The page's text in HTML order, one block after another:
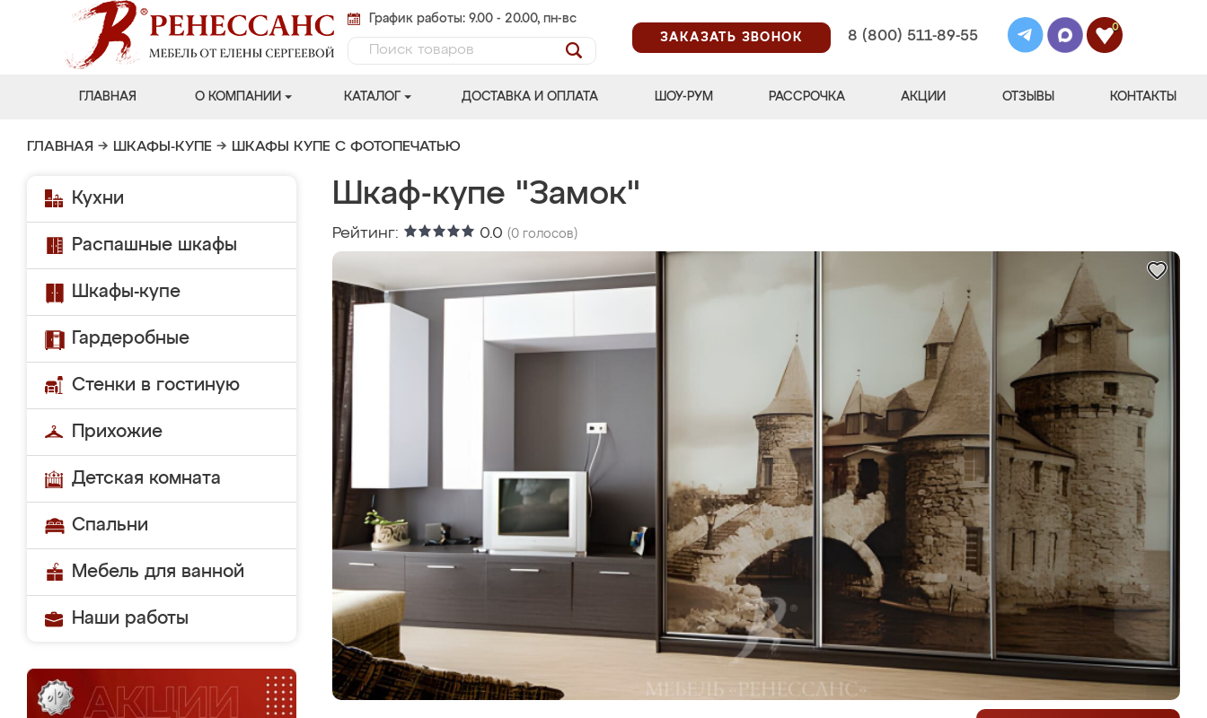
График работы: 9.00 - 20.00, пн-вс
ЗАКАЗАТЬ ЗВОНОК
8 (800) 511-89-55
0
ГЛАВНАЯ О КОМПАНИИ КАТАЛОГ ДОСТАВКА И ОПЛАТА ШОУ-РУМ РАССРОЧКА АКЦИИ ОТЗЫВЫ КОНТАКТЫ
ГЛАВНАЯ → ШКАФЫ-КУПЕ → ШКАФЫ КУПЕ С ФОТОПЕЧАТЬЮ
Кухни
Распашные шкафы
Шкафы-купе
Гардеробные
Стенки в гостиную
Прихожие
Детская комната
Спальни
Мебель для ванной
Наши работы
Шкаф-купе "Замок"
Рейтинг: 0.0 (0 голосов)